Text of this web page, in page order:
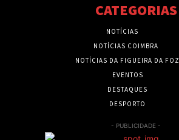
CATEGORIAS
NOTÍCIAS
NOTÍCIAS COIMBRA
NOTÍCIAS DA FIGUEIRA DA FOZ
EVENTOS
DESTAQUES
DESPORTO
- PUBLICIDADE -